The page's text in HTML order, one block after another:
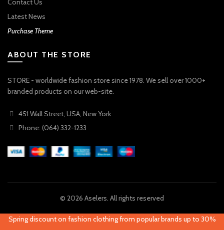
Contact Us
Latest News
Purchase Theme
ABOUT THE STORE
STORE - worldwide fashion store since 1978. We sell over 1000+
branded products on our web-site.
451 Wall Street, USA, New York
Phone: (064) 332-1233
© 2026 Aselers. All rights reserved
Spring discount on fashion clothing from popular brands up to 30%